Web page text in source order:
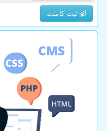
ثبت کامنت